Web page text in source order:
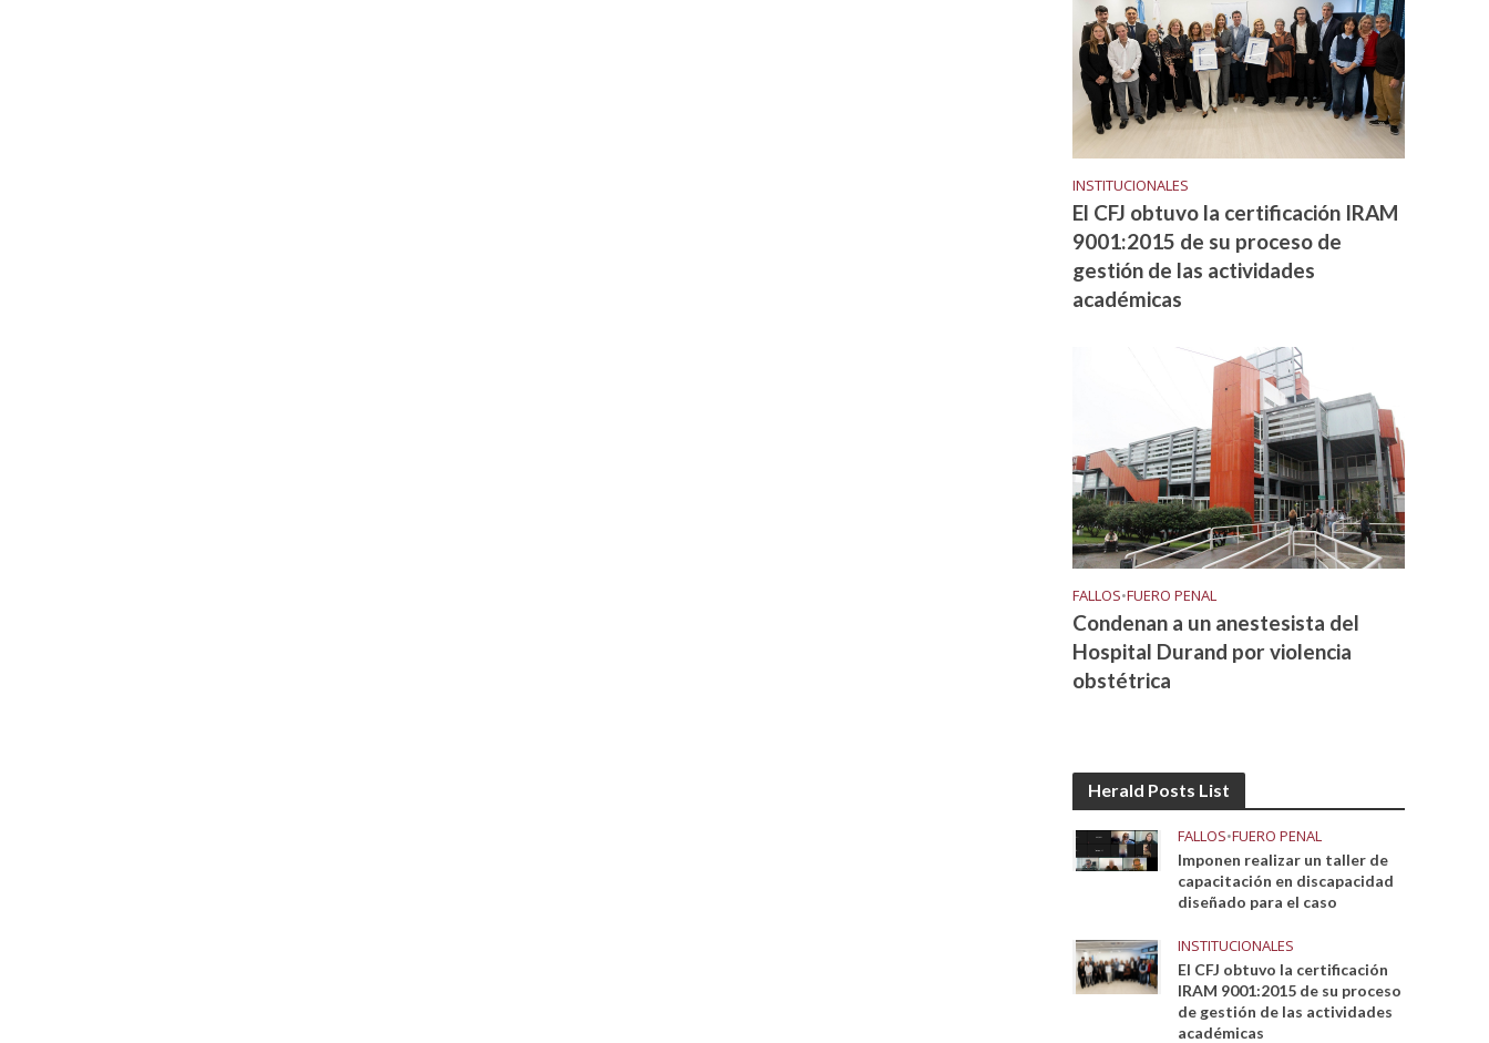
INSTITUCIONALES
El CFJ obtuvo la certificación IRAM
9001:2015 de su proceso de
gestión de las actividades
académicas
FALLOS•FUERO PENAL
Condenan a un anestesista del
Hospital Durand por violencia
obstétrica
Herald Posts List
FALLOS•FUERO PENAL
Imponen realizar un taller de
capacitación en discapacidad
diseñado para el caso
INSTITUCIONALES
El CFJ obtuvo la certificación
IRAM 9001:2015 de su proceso
de gestión de las actividades
académicas